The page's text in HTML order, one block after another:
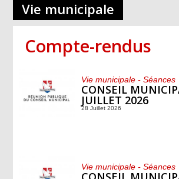
Vie municipale
Compte-rendus
Vie municipale - Séances
CONSEIL
JUILLET 2026
28 Juillet 2026
Vie municipale - Séances